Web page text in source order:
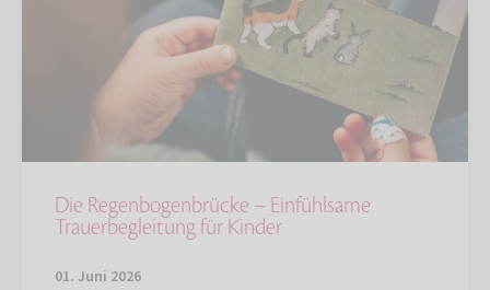
Die Regenbogenbrücke – Einfühlsame
Trauerbegleitung für Kinder
01. Juni 2026